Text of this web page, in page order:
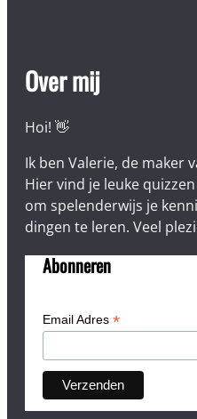
Over mij
Hoi! 👋
Ik ben Valerie, de maker
Hier vind je leuke
om spelenderwijs je
dingen te leren. Veel
Abonneren
Email Adres *